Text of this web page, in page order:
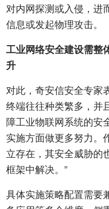
对内网探测或入侵，进
信息或发起物理攻击。
工业网络安全建设需整
升
对此，奇安信安全专家
终端往往种类繁多，并
障工业物联网系统的安
实施方面做更多努力。
立存在，其安全威胁的
框架中解决。”
具体实施策略配置需要